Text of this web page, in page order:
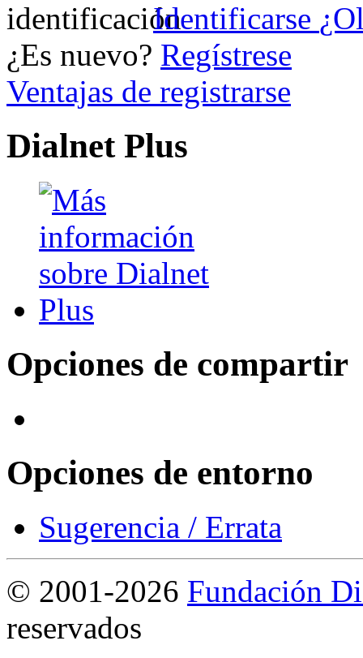
Identificarse
¿Es nuevo? Regístrese
Ventajas de registrarse
Dialnet Plus
Opciones de compartir
Opciones de entorno
Sugerencia / Errata
© 2001-2026 Fundación
reservados